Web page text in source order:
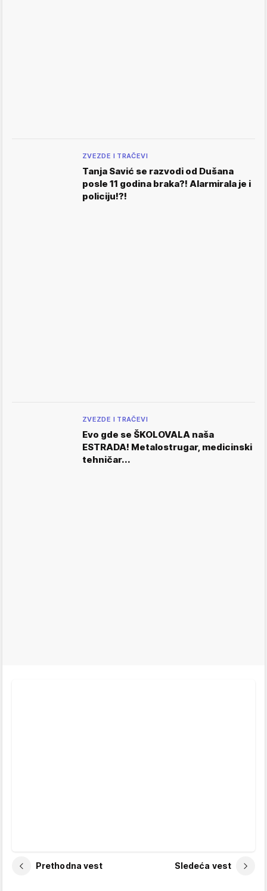
ZVEZDE I TRAČEVI
Tanja Savić se razvodi od Dušana
posle 11 godina braka?! Alarmirala je i
policiju!?!
ZVEZDE I TRAČEVI
Evo gde se ŠKOLOVALA naša
ESTRADA! Metalostrugar, medicinski
tehničar...
Prethodna vest Sledeća vest